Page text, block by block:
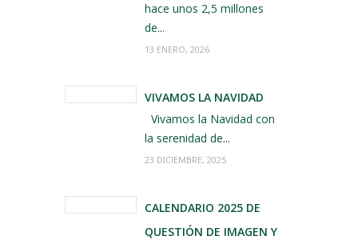
hace unos 2,5 millones
de...
13 ENERO, 2026
VIVAMOS LA NAVIDAD
Vivamos la Navidad con
la serenidad de...
23 DICIEMBRE, 2025
CALENDARIO 2025 DE
QUESTIÓN DE IMAGEN Y